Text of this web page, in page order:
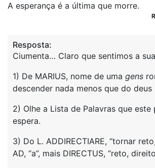
A esperança é a última que morre.
Resposta:
Ciumenta… Claro que sentimos a
1) De MARIUS, nome de uma gens
descender nada menos que do deus
2) Olhe a Lista de Palavras que este
espera.
3) Do L. ADDIRECTIARE, “tornar
AD, “a”, mais DIRECTUS, “reto,